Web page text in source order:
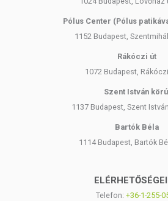
Pólus Center (Pólus
1152 Budapest,
Rákóczi út
1072 Budapest,
Szent István
1137 Budapest, Szent
Bartók Béla
1114 Budapest, Bartók
Telefon: +36-1-255-